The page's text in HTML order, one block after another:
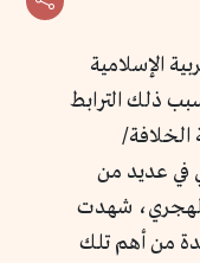
الإسلامية
ذلك الترابط
الخلافة/
في عديد من
الهجري، شهدت
من أهم تلك